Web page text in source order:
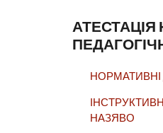
АТЕСТАЦІЯ
НАЗЯВО